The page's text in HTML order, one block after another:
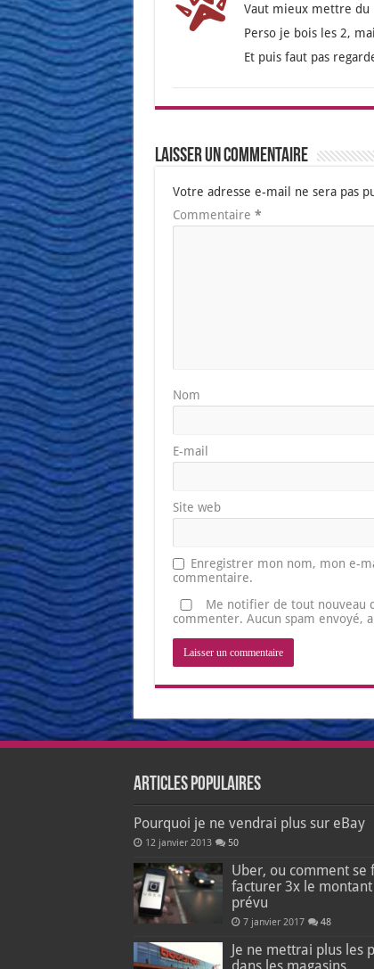
Vaut mieux mettre du
Per­so je bois les 2,
Et puis faut pas
Laisser un commentaire
Votre adresse e-mail ne sera pas
Commentaire *
Nom
E-mail
Site web
Enregistrer mon nom, mon e-
commentaire.
Me notifier de tout nouveau
commenter. Aucun spam envoyé,
Articles populaires
Pourquoi je ne vendrai plus sur eBay
12 janvier 2013 50
Uber, ou comment se
facturer 3x le montant
prévu
7 janvier 2017 48
Je ne mettrai plus les
dans les magasins